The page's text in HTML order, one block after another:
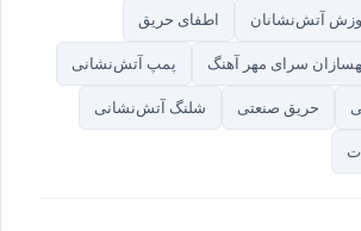
آتش‌نشانان اطفای حریق
سرای مهر آهنگ پمپ آتش‌نشانی
حریق صنعتی شلنگ آتش‌نشانی